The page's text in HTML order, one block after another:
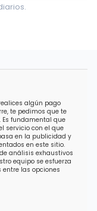
algún pago
te pedimos que te
fundamental que
servicio con el que
en la publicidad y
en este sitio.
análisis exhaustivos
equipo se esfuerza
las opciones